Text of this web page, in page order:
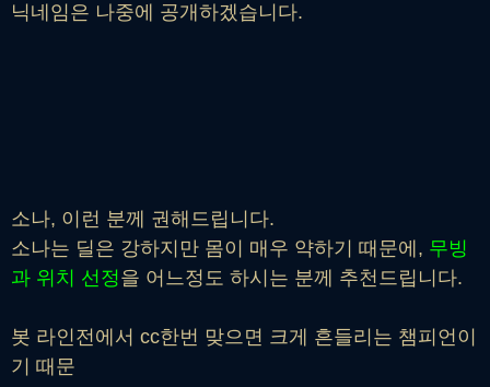
닉네임은 나중에 공개하겠습니다.
소나, 이런 분께 권해드립니다.
소나는 딜은 강하지만 몸이 매우 약하기 때문에, 무빙
과 위치 선정을 어느정도 하시는 분께 추천드립니다.
봇 라인전에서 cc한번 맞으면 크게 흔들리는 챔피언이
기 때문